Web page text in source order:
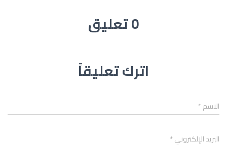
0 تعليق
اترك تعليقاً
الاسم*
البريد الإلكتروني*